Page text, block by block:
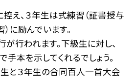
え、３年生は式練習（証書授与
に励んでいます。
行われます。下級生に対し、
手本を示してくれるでしょう。
生と３年生の合同百人一首大会